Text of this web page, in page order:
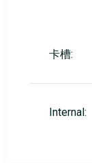
卡槽:
Internal: